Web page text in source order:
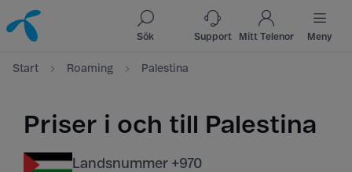
Till innehåll
Till sök
Sök Support Mitt Telenor Meny
Start Roaming Palestina
Priser i och till Palestina
Landsnummer +970